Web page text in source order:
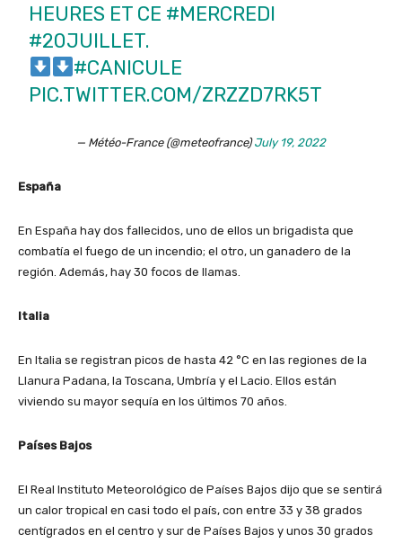
HEURES ET CE #MERCREDI
#20JUILLET.
#CANICULE
PIC.TWITTER.COM/ZRZZD7RK5T
— Météo-France (@meteofrance)July 19, 2022
España
En España hay dos fallecidos, uno de ellos un brigadista que
combatía el fuego de un incendio; el otro, un ganadero de la
región. Además, hay 30 focos de llamas.
Italia
En Italia se registran picos de hasta 42 °C en las regiones de la
Llanura Padana, la Toscana, Umbría y el Lacio. Ellos están
viviendo su mayor sequía en los últimos 70 años.
Países Bajos
El Real Instituto Meteorológico de Países Bajos dijo que se sentirá
un calor tropical en casi todo el país, con entre 33 y 38 grados
centígrados en el centro y sur de Países Bajos y unos 30 grados